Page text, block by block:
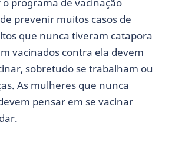
prevenir muitos casos de
que nunca tiveram catapora
vacinados contra ela devem
sobretudo se trabalham ou
As mulheres que nunca
pensar em se vacinar